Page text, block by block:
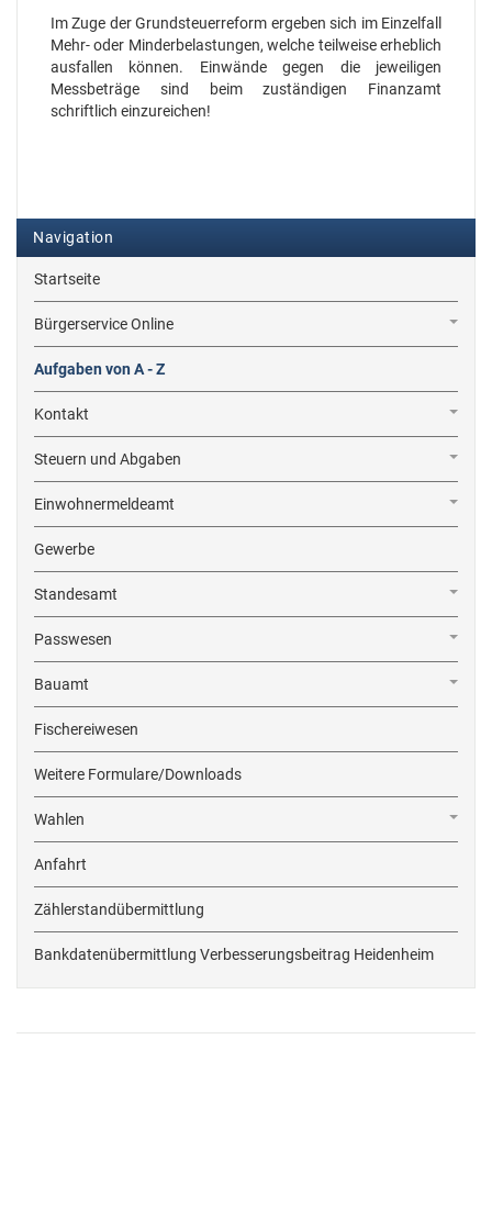
Im Zuge der Grundsteuerreform ergeben sich im Einzelfall
Mehr- oder Minderbelastungen, welche teilweise erheblich
ausfallen können. Einwände gegen die jeweiligen
Messbeträge sind beim zuständigen Finanzamt
schriftlich einzureichen!
Navigation
Startseite
Bürgerservice Online
Aufgaben von A - Z
Kontakt
Steuern und Abgaben
Einwohnermeldeamt
Gewerbe
Standesamt
Passwesen
Bauamt
Fischereiwesen
Weitere Formulare/Downloads
Wahlen
Anfahrt
Zählerstandübermittlung
Bankdatenübermittlung Verbesserungsbeitrag Heidenheim